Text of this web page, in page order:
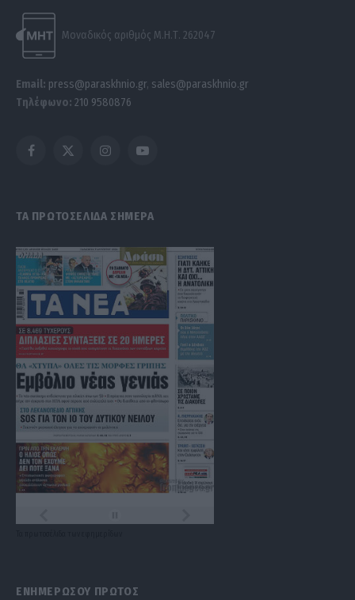
Μοναδικός αριθμός Μ.Η.Τ. 262047
Email: press@paraskhnio.gr, sales@paraskhnio.gr
Τηλέφωνο: 210 9580876
Facebook
X
InstagramYouTube
ΤΑ ΠΡΩΤΟΣΕΛΙΔΑ ΣΗΜΕΡΑ
ΕΝΗΜΕΡΩΣΟΥ ΠΡΩΤΟΣ